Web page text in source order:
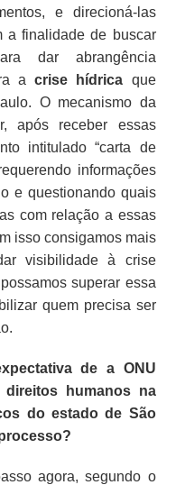
e direcioná-las
a finalidade de buscar
dar abrangência
acrise hídrica que
O mecanismo da
após receber essas
intitulado “carta de
informações
e questionando quais
com relação a essas
isso consigamos mais
visibilidade à crise
superar essa
quem precisa ser
de a ONU
humanos na
do estado de São
agora, segundo o